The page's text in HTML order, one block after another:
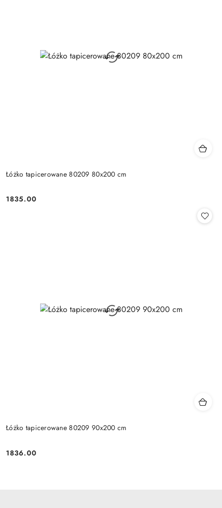
Łóżko tapicerowane 80209 80x200 cm
Cena:
1835.00
Łóżko tapicerowane 80209 90x200 cm
Cena:
1836.00